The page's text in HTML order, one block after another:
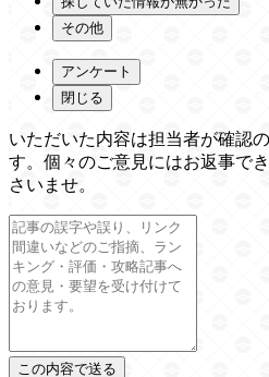
その他
アンケート
閉じる
いただいた内容は担当者が確認
す。個々のご意見にはお返事で
さいませ。